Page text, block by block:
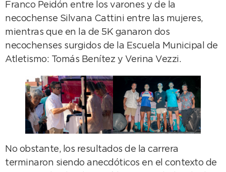
Franco Peidón entre los varones y de la
necochense Silvana Cattini entre las mujeres,
mientras que en la de 5K ganaron dos
necochenses surgidos de la Escuela Municipal de
Atletismo: Tomás Benítez y Verina Vezzi.
No obstante, los resultados de la carrera
terminaron siendo anecdóticos en el contexto de